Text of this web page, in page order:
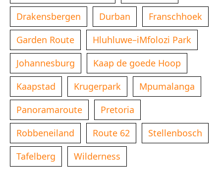
Drakensbergen
Durban
Franschhoek
Garden Route
Hluhluwe–iMfolozi Park
Johannesburg
Kaap de goede Hoop
Kaapstad
Krugerpark
Mpumalanga
Panoramaroute
Pretoria
Robbeneiland
Route 62
Stellenbosch
Tafelberg
Wilderness